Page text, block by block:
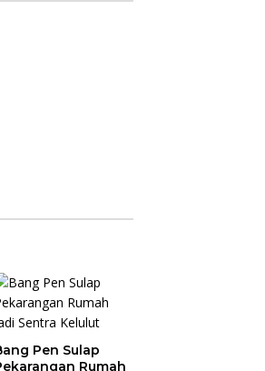
Pen Sulap
Rumah